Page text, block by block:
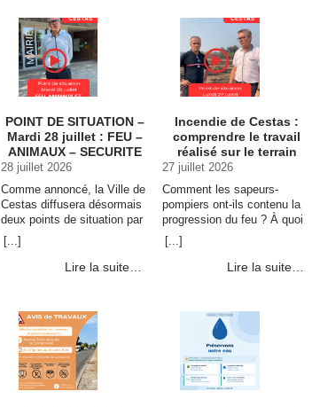
lecture de Point
d’information – Mercredi 29
juillet à 10h – Feux et
masques →
– Mardi 28 juillet à 20h10 –
POINT DE SITUATION –
Mardi 28 juillet : FEU –
ANIMAUX – SECURITE
28 juillet 2026
Comme annoncé, la Ville de
Cestas diffusera désormais
deux points de situation par
jour, un le matin et un en fin
de journée. Toutefois, en
fonction de l’évolution de la
Mardi 28 juillet : FEU –
ANIMAUX – SECURITE →
[...]
Lire la suite…
Incendie de Cestas :
comprendre le travail
réalisé sur le terrain
27 juillet 2026
Comment les sapeurs-
pompiers ont-ils contenu la
progression du feu ? À quoi
sert un pare-feu et comment
est-il créé ? Dans cette
nouvelle vidéo, le capitaine
Incendie de Cestas :
comprendre le travail réalisé
sur le terrain →
[...]
Lire la suite…